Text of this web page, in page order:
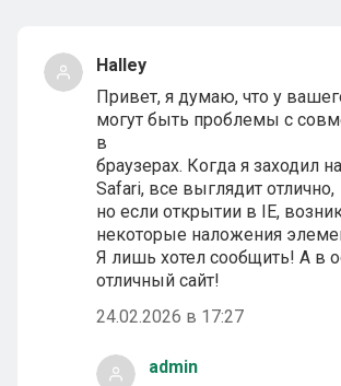
Halley
Привет, я думаю, что у
могут быть проблемы с
в
браузерах. Когда я заходил
Safari, все выглядит отлично,
но если открытии в IE,
некоторые наложения
Я лишь хотел сообщить! А в
отличный сайт!
24.02.2026 в 17:27
admin